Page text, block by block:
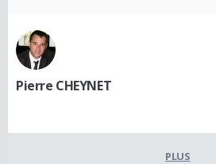
Pierre CHEYNET
PLUS